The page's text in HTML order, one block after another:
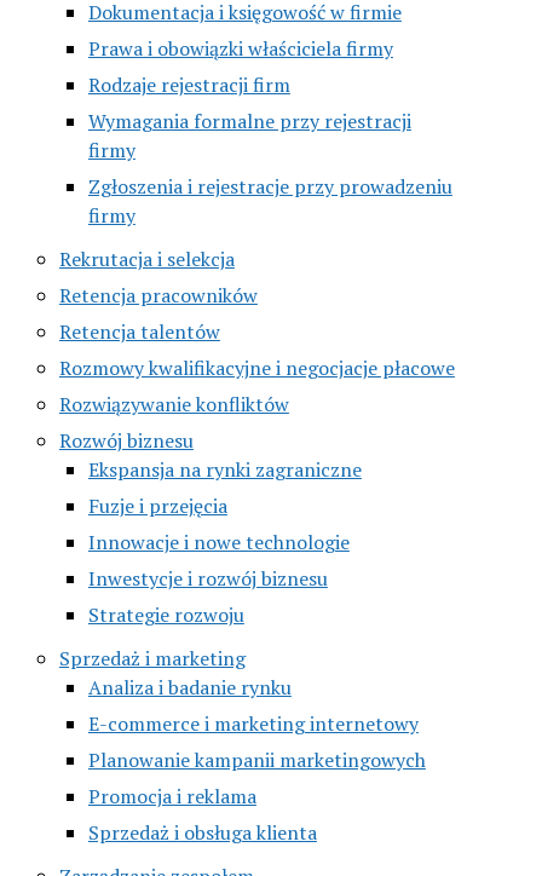
Dokumentacja i księgowość w firmie
Prawa i obowiązki właściciela firmy
Rodzaje rejestracji firm
Wymagania formalne przy rejestracji
firmy
Zgłoszenia i rejestracje przy prowadzeniu
firmy
Rekrutacja i selekcja
Retencja pracowników
Retencja talentów
Rozmowy kwalifikacyjne i negocjacje płacowe
Rozwiązywanie konfliktów
Rozwój biznesu
Ekspansja na rynki zagraniczne
Fuzje i przejęcia
Innowacje i nowe technologie
Inwestycje i rozwój biznesu
Strategie rozwoju
Sprzedaż i marketing
Analiza i badanie rynku
E-commerce i marketing internetowy
Planowanie kampanii marketingowych
Promocja i reklama
Sprzedaż i obsługa klienta